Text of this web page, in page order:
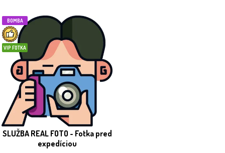
BOMBA
VIP FOTKA
SLUŽBA REAL FOTO - Fotka pred
expedíciou